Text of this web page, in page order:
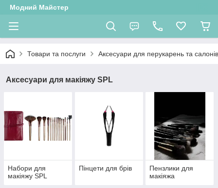
Модний Майстер
Товари та послуги Аксесуари для перукарень та
Аксесуари для макіяжу SPL
Набори для
макіяжу SPL
Пінцети для брів
Пензлики для
макіяжа